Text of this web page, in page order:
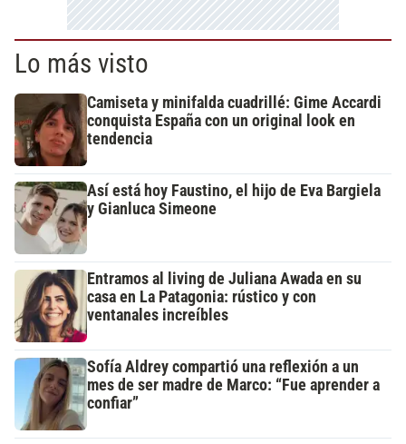
Lo más visto
Camiseta y minifalda cuadrillé: Gime Accardi
conquista España con un original look en
tendencia
Así está hoy Faustino, el hijo de Eva Bargiela
y Gianluca Simeone
Entramos al living de Juliana Awada en su
casa en La Patagonia: rústico y con
ventanales increíbles
Sofía Aldrey compartió una reflexión a un
mes de ser madre de Marco: “Fue aprender a
confiar”